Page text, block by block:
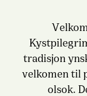
tradisjon
velkomen til
olsok.